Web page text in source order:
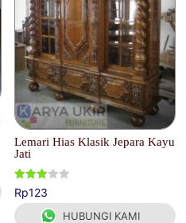
Lemari Hias Klasik Jepara Kayu
Jati
Dinilai
3.00
dari 5
Rp123
HUBUNGI KAMI